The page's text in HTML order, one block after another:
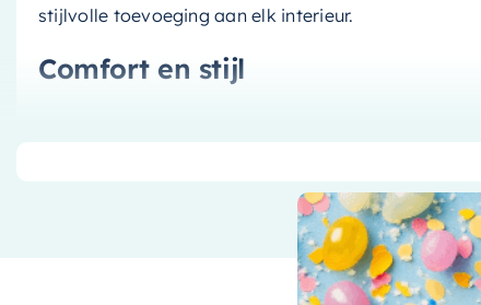
stijlvolle toevoeging aan elk interieur.
Comfort en stijl
baden. Of je nu een snelle douche neemt of een
van het comfort dat dit bad te bieden heeft.
rustgevende en stijlvolle uitstraling.
Duurzaam en